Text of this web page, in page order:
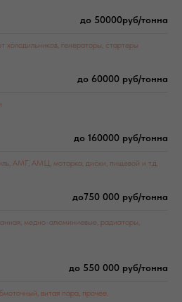
до 50000руб/тонна
холодильников, генераторы, стартеры
до 60000 руб/тонна
до 160000 руб/тонна
АМГ, АМЦ, моторка, диски, пищевой и т.д.
до750 000 руб/тонна
медно-алюминиевые, радиаторы,
до 550 000 руб/тонна
витая пара, прочее.